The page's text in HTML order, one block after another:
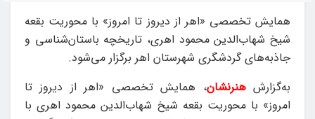
همایش تخصصی «اهر از دیروز تا امروز» با محوریت بقعه
شیخ شهاب‌الدین محمود اهری، تاریخچه باستان‌شناسی و
جاذبه‌های گردشگری شهرستان اهر برگزار می‌شود.
به‌گزارشهنرنشان، همایش تخصصی «اهر از دیروز تا
امروز» با محوریت بقعه شیخ شهاب‌الدین محمود اهری با